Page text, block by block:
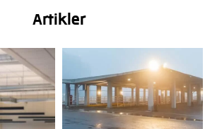
Artikler